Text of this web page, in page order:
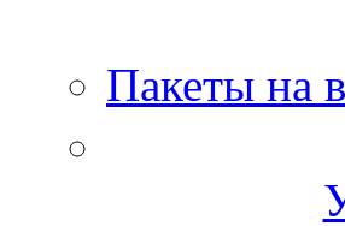
Пакеты на